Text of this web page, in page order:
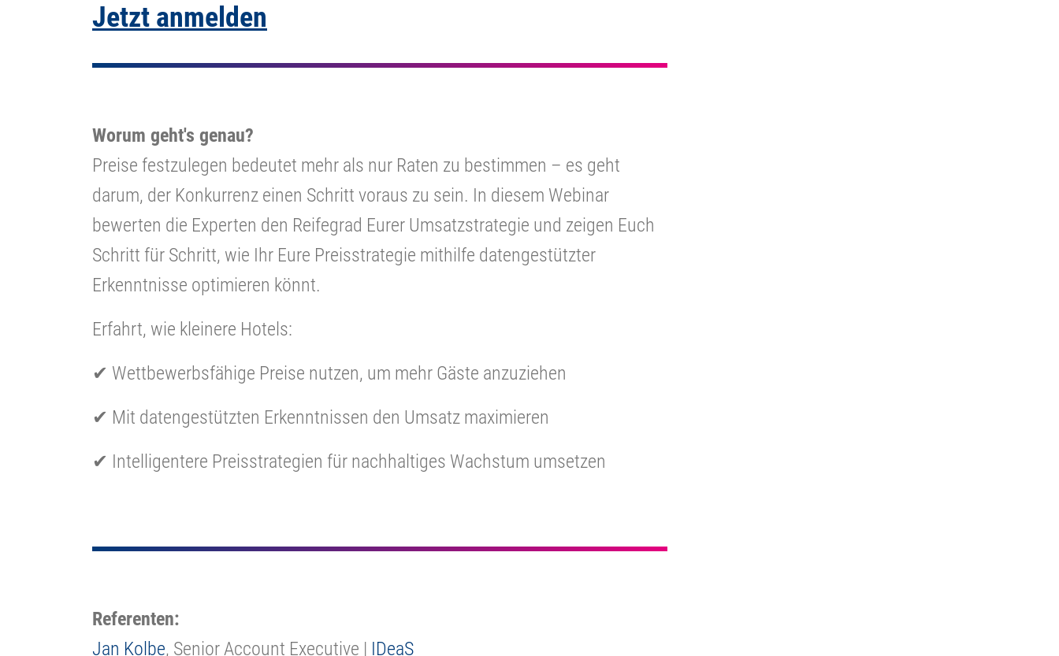
Jetzt anmelden
Worum geht's genau?
Preise festzulegen bedeutet mehr als nur Raten zu bestimmen – es geht
darum, der Konkurrenz einen Schritt voraus zu sein. In diesem Webinar
bewerten die Experten den Reifegrad Eurer Umsatzstrategie und zeigen Euch
Schritt für Schritt, wie Ihr Eure Preisstrategie mithilfe datengestützter
Erkenntnisse optimieren könnt.
Erfahrt, wie kleinere Hotels:
✔ Wettbewerbsfähige Preise nutzen, um mehr Gäste anzuziehen
✔ Mit datengestützten Erkenntnissen den Umsatz maximieren
✔ Intelligentere Preisstrategien für nachhaltiges Wachstum umsetzen
Referenten:
Jan Kolbe, Senior Account Executive | IDeaS